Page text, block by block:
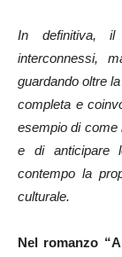
In definitiva,
interconnessi,
guardando oltre
completa e
esempio di come
e di anticipare
contempo la
culturale.
Nel romanzo